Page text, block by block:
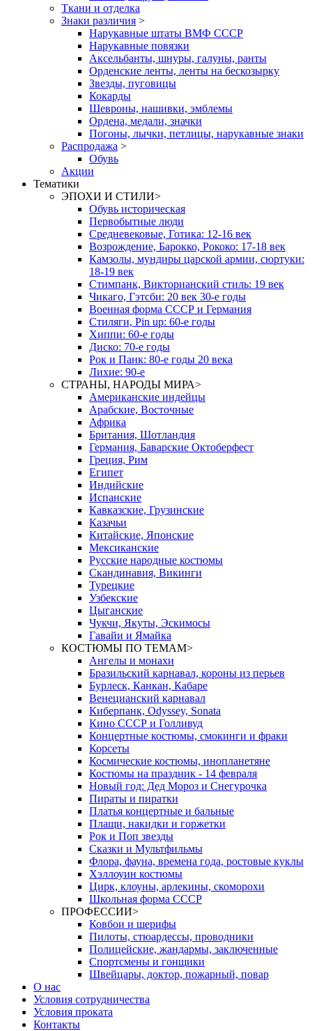
Ткани и отделка
Знаки различия >
Нарукавные штаты ВМФ СССР
Нарукавные повязки
Аксельбанты, шнуры, галуны, ранты
Орденские ленты, ленты на бескозырку
Звезды, пуговицы
Кокарды
Шевроны, нашивки, эмблемы
Ордена, медали, значки
Погоны, лычки, петлицы, нарукавные знаки
Распродажа >
Обувь
Акции
Тематики
ЭПОХИ И СТИЛИ>
Обувь историческая
Первобытные люди
Средневековые, Готика: 12-16 век
Возрождение, Барокко, Рококо: 17-18 век
Камзолы, мундиры царской армии, сюртуки:
18-19 век
Стимпанк, Викторианский стиль: 19 век
Чикаго, Гэтсби: 20 век 30-е годы
Военная форма СССР и Германия
Стиляги, Pin up: 60-е годы
Хиппи: 60-е годы
Диско: 70-е годы
Рок и Панк: 80-е годы 20 века
Лихие: 90-е
СТРАНЫ, НАРОДЫ МИРА>
Американские индейцы
Арабские, Восточные
Африка
Британия, Шотландия
Германия, Баварские Октоберфест
Греция, Рим
Египет
Индийские
Испанские
Кавказские, Грузинские
Казачьи
Китайские, Японские
Мексиканские
Русские народные костюмы
Скандинавия, Викинги
Турецкие
Узбекские
Цыганские
Чукчи, Якуты, Эскимосы
Гавайи и Ямайка
КОСТЮМЫ ПО ТЕМАМ>
Ангелы и монахи
Бразильский карнавал, короны из перьев
Бурлеск, Канкан, Кабаре
Венецианский карнавал
Киберпанк, Odyssey, Sonata
Кино СССР и Голливуд
Концертные костюмы, смокинги и фраки
Корсеты
Космические костюмы, инопланетяне
Костюмы на праздник - 14 февраля
Новый год: Дед Мороз и Снегурочка
Пираты и пиратки
Платья концертные и бальные
Плащи, накидки и горжетки
Рок и Поп звезды
Сказки и Мультфильмы
Флора, фауна, времена года, ростовые куклы
Хэллоуин костюмы
Цирк, клоуны, арлекины, скоморохи
Школьная форма СССР
ПРОФЕССИИ>
Ковбои и шерифы
Пилоты, стюардессы, проводники
Полицейские, жандармы, заключенные
Спортсмены и гонщики
Швейцары, доктор, пожарный, повар
О нас
Условия сотрудничества
Условия проката
Контакты